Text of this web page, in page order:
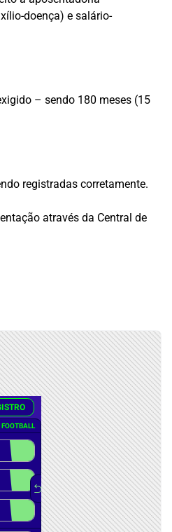
doença) e salário-
– sendo 180 meses (15
registradas corretamente.
através da Central de